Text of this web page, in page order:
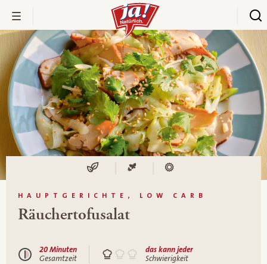
HAUPTGERICHTE, LOW CARB
Räuchertofusalat
20 Minuten
Gesamtzeit
das kann jeder
Schwierigkeit